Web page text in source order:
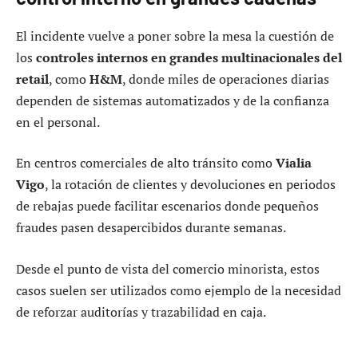
El incidente vuelve a poner sobre la mesa la cuestión de
los controles internos en grandes multinacionales del
retail, comoH&M, donde miles de operaciones diarias
dependen de sistemas automatizados y de la confianza
en el personal.
En centros comerciales de alto tránsito comoVialia
Vigo, la rotación de clientes y devoluciones en periodos
de rebajas puede facilitar escenarios donde pequeños
fraudes pasen desapercibidos durante semanas.
Desde el punto de vista del comercio minorista, estos
casos suelen ser utilizados como ejemplo de la necesidad
de reforzar auditorías y trazabilidad en caja.